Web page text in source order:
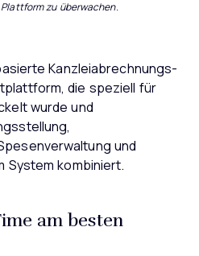
zu überwachen.
Kanzleiabrechnungs-
die speziell für
wurde und
und
System kombiniert.
am besten